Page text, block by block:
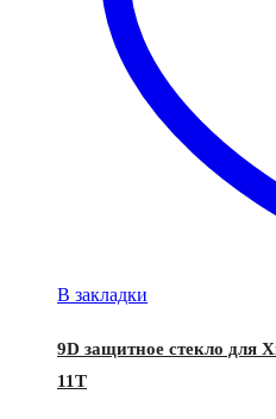
В закладки
9D защитное стекло для
11T